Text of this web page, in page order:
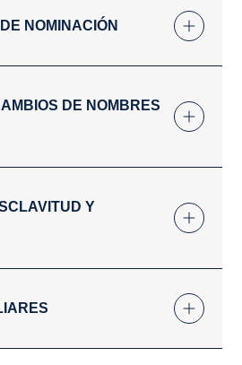
NOMINACIÓN
DE NOMBRES
Y